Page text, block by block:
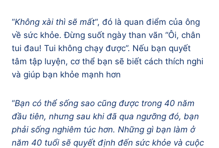
“Không xài thì sẽ mất“, đó là quan điểm của ông
về sức khỏe. Đừng suốt ngày than vãn “Ôi, chân
tui đau! Tui không chạy được”. Nếu bạn quyết
tâm tập luyện, cơ thể bạn sẽ biết cách thích nghi
và giúp bạn khỏe mạnh hơn
“Bạn có thể sống sao cũng được trong 40 năm
đầu tiên, nhưng sau khi đã qua ngưỡng đó, bạn
phải sống nghiêm túc hơn. Những gì bạn làm ở
năm 40 tuổi sẽ quyết định đến sức khỏe và cuộc